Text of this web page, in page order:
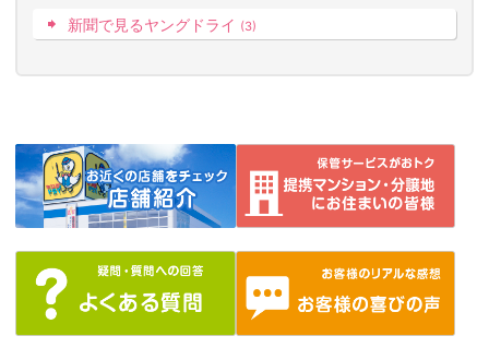
新聞で見るヤングドライ (3)